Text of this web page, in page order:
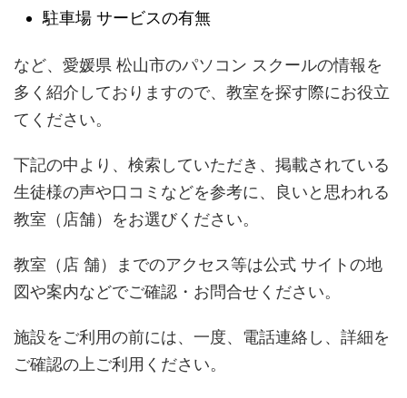
駐車場 サービスの有無
など、愛媛県 松山市のパソコン スクールの情報を
多く紹介しておりますので、教室を探す際にお役立
てください。
下記の中より、検索していただき、掲載されている
生徒様の声や口コミなどを参考に、良いと思われる
教室（店舗）をお選びください。
教室（店 舗）までのアクセス等は公式 サイトの地
図や案内などでご確認・お問合せください。
施設をご利用の前には、一度、電話連絡し、詳細を
ご確認の上ご利用ください。